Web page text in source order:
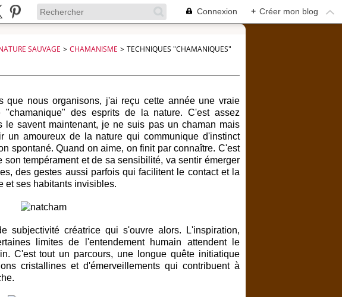
Connexion + Créer mon blog
SAUVAGE > CHAMANISME > TECHNIQUES "CHAMANIQUES"
que nous organisons, j'ai reçu cette année une vraie
"chamanique" des esprits de la nature. C'est assez
le savent maintenant, je ne suis pas un chaman mais
un amoureux de la nature qui communique d'instinct
spontané. Quand on aime, on finit par connaître. C'est
son tempérament et de sa sensibilité, va sentir émerger
des gestes aussi parfois qui facilitent le contact et la
et ses habitants invisibles.
subjectivité créatrice qui s'ouvre alors. L'inspiration,
limites de l'entendement humain attendent le
C'est tout un parcours, une longue quête initiatique
cristallines et d'émerveillements qui contribuent à